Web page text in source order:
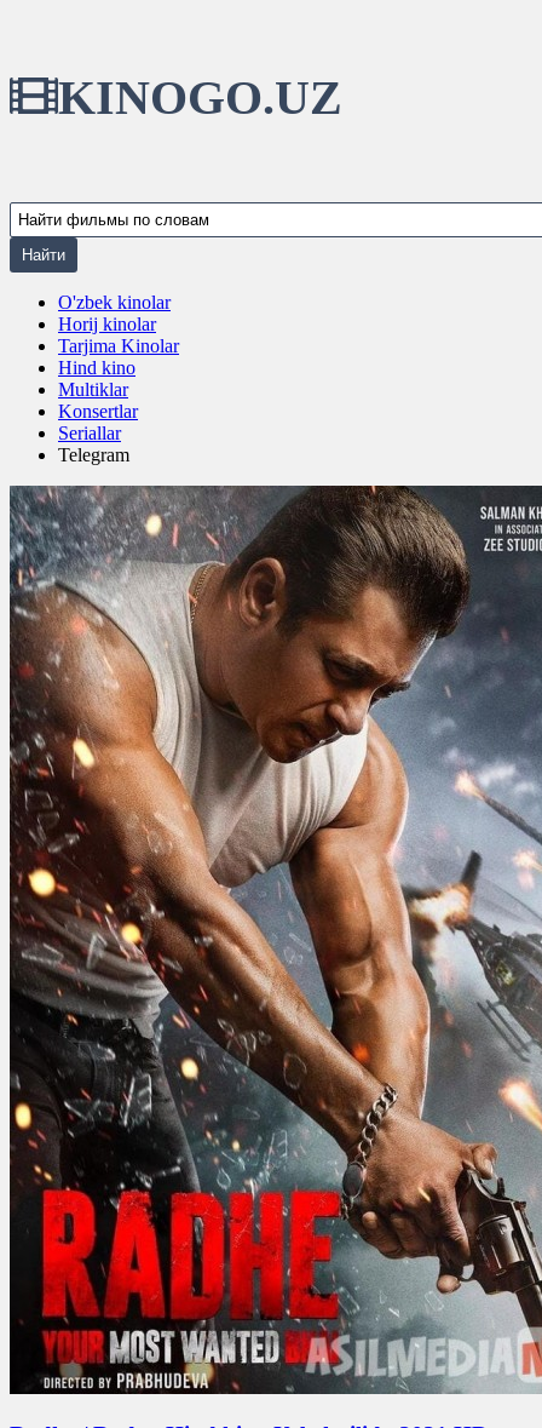
KINOGO.UZ
O'zbek kinolar
Horij kinolar
Tarjima Kinolar
Hind kino
Multiklar
Konsertlar
Seriallar
Telegram